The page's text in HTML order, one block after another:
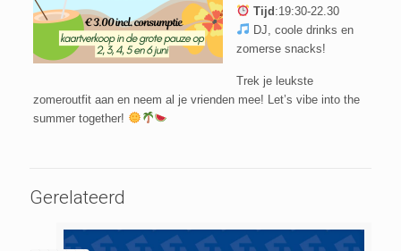
Tijd :19:30-22.30
DJ, coole drinks en
zomerse snacks!
Trek je leukste
zomeroutfit aan en neem al je vrienden mee! Let’s vibe into the
summer together!
Gerelateerd